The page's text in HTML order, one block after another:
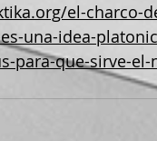
el-charco-
una-idea-
para-que-sirve-